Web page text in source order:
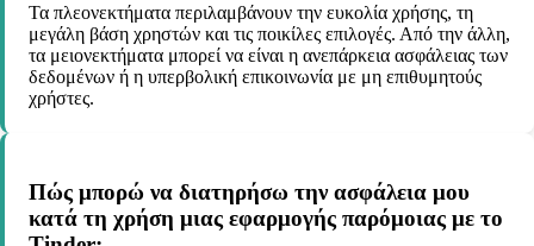
Τα πλεονεκτήματα περιλαμβάνουν την ευκολία χρήσης, τη
μεγάλη βάση χρηστών και τις ποικίλες επιλογές. Από την άλλη,
τα μειονεκτήματα μπορεί να είναι η ανεπάρκεια ασφάλειας των
δεδομένων ή η υπερβολική επικοινωνία με μη επιθυμητούς
χρήστες.
Πώς μπορώ να διατηρήσω την ασφάλεια μου
κατά τη χρήση μιας εφαρμογής παρόμοιας με το